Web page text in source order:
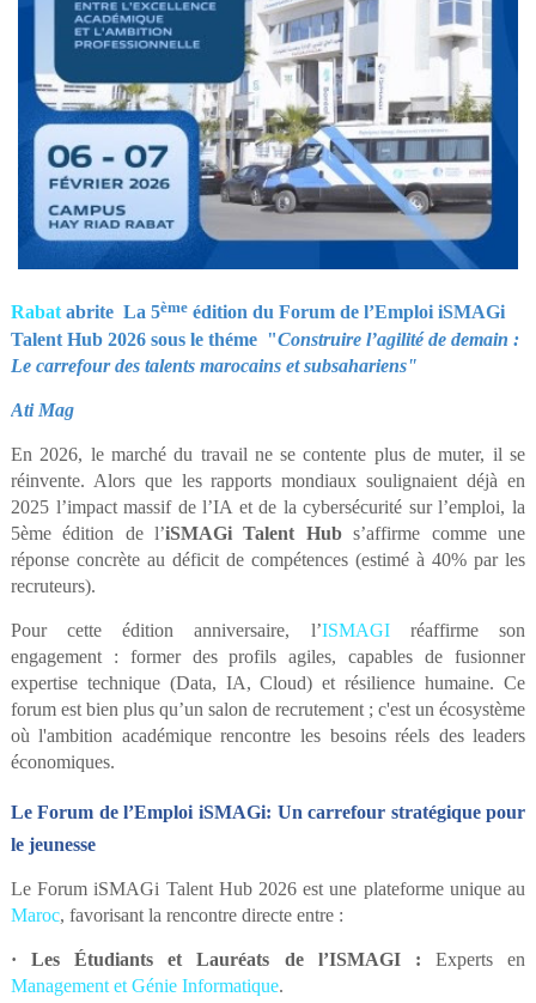
Rabatabrite La 5èmeédition du Forum de l’Emploi iSMAGi
Talent Hub 2026sous le théme "Construire l’agilité de demain :
Le carrefour des talents marocains et subsahariens"
Ati Mag
En 2026, le marché du travail ne se contente plus de muter, il se
réinvente. Alors que les rapports mondiaux soulignaient déjà en
2025 l’impact massif de l’IA et de la cybersécurité sur l’emploi, la
5ème édition de l’iSMAGi Talent Hubs’affirme comme une
réponse concrète au déficit de compétences (estimé à 40% par les
recruteurs).
Pour cette édition anniversaire, l’ISMAGIréaffirme son
engagement : former des profils agiles, capables de fusionner
expertise technique (Data, IA, Cloud) et résilience humaine. Ce
forum est bien plus qu’un salon de recrutement ; c'est un écosystème
où l'ambition académique rencontre les besoins réels des leaders
économiques.
Le Forum de l’Emploi iSMAGi: Un carrefour stratégique pour
le jeunesse
Le Forum iSMAGi Talent Hub 2026 est une plateforme unique au
Maroc, favorisant la rencontre directe entre :
·Les Étudiants et Lauréats de l’ISMAGI : Experts en
Management et Génie Informatique.